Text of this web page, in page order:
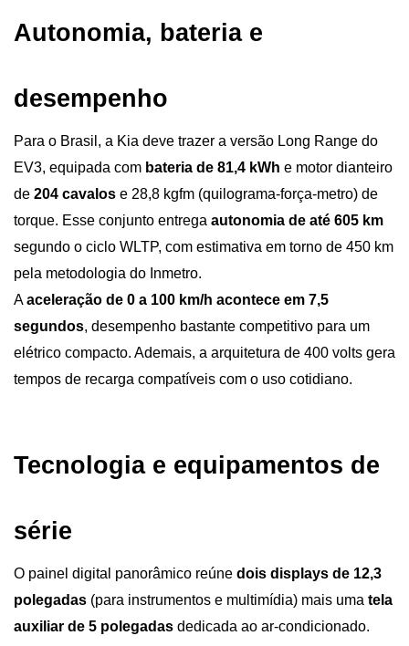
Autonomia, bateria e
desempenho
Para o Brasil, a Kia deve trazer a versão Long Range do
EV3, equipada com bateria de 81,4 kWh e motor dianteiro
de 204 cavalos e 28,8 kgfm (quilograma-força-metro) de
torque. Esse conjunto entrega
segundo o ciclo WLTP, com estimativa em torno de 450 km
pela metodologia do Inmetro.
A aceleração de 0 a 100 km/h acontece em 7,5
segundos, desempenho bastante competitivo para um
elétrico compacto. Ademais, a arquitetura de 400 volts gera
tempos de recarga compatíveis com o uso cotidiano.
Tecnologia e equipamentos de
série
O painel digital panorâmico reúne dois displays de 12,3
polegadas (para instrumentos e multimídia) mais uma tela
auxiliar de 5 polegadas dedicada ao ar-condicionado.